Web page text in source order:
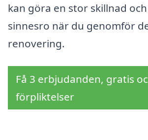
kan göra en stor skillnad
sinnesro när du genomför
renovering.
Få 3 erbjudanden, gratis
förpliktelser